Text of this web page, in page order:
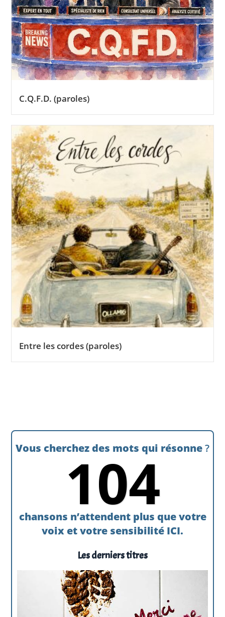
C.Q.F.D. (paroles)
Entre les cordes (paroles)
Vous cherchez des mots qui résonne?
104
chansons n’attendent plus que votre
voix et votre sensibilité ICI.
Les derniers titres